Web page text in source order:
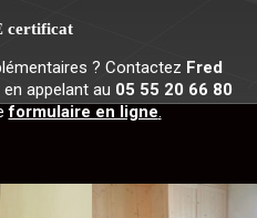
certificat
? Contactez Fred
en appelant au 05 55 20 66 80
formulaire en ligne.